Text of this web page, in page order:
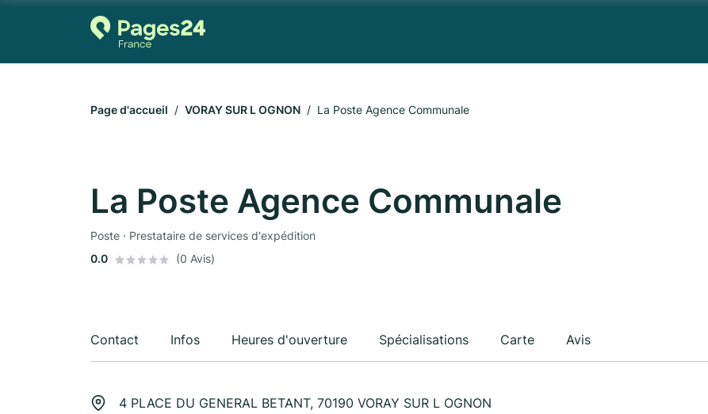
Page d'accueil VORAY SUR L OGNON La Poste Agence Communale
La Poste Agence Communale
Poste · Prestataire de services d'expédition
0.0
(0 Avis)
Contact Infos Heures d'ouverture Spécialisations Carte Avis
4 PLACE DU GENERAL BETANT, 70190 VORAY SUR L OGNON